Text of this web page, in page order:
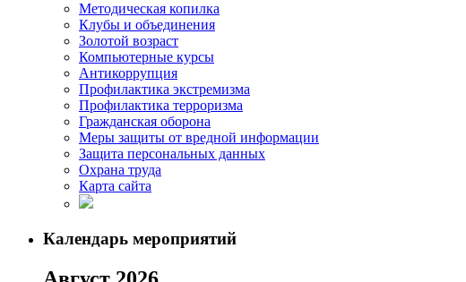
Методическая копилка
Клубы и объединения
Золотой возраст
Компьютерные курсы
Антикоррупция
Профилактика экстремизма
Профилактика терроризма
Гражданская оборона
Меры защиты от вредной информации
Защита персональных данных
Охрана труда
Карта сайта
Календарь мероприятий